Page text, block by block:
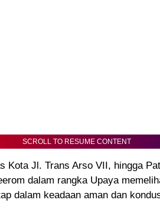
SCROLL TO RESUME CONTENT
Kota Jl. Trans Arso VII, hingga
dalam rangka Upaya
dalam keadaan aman dan